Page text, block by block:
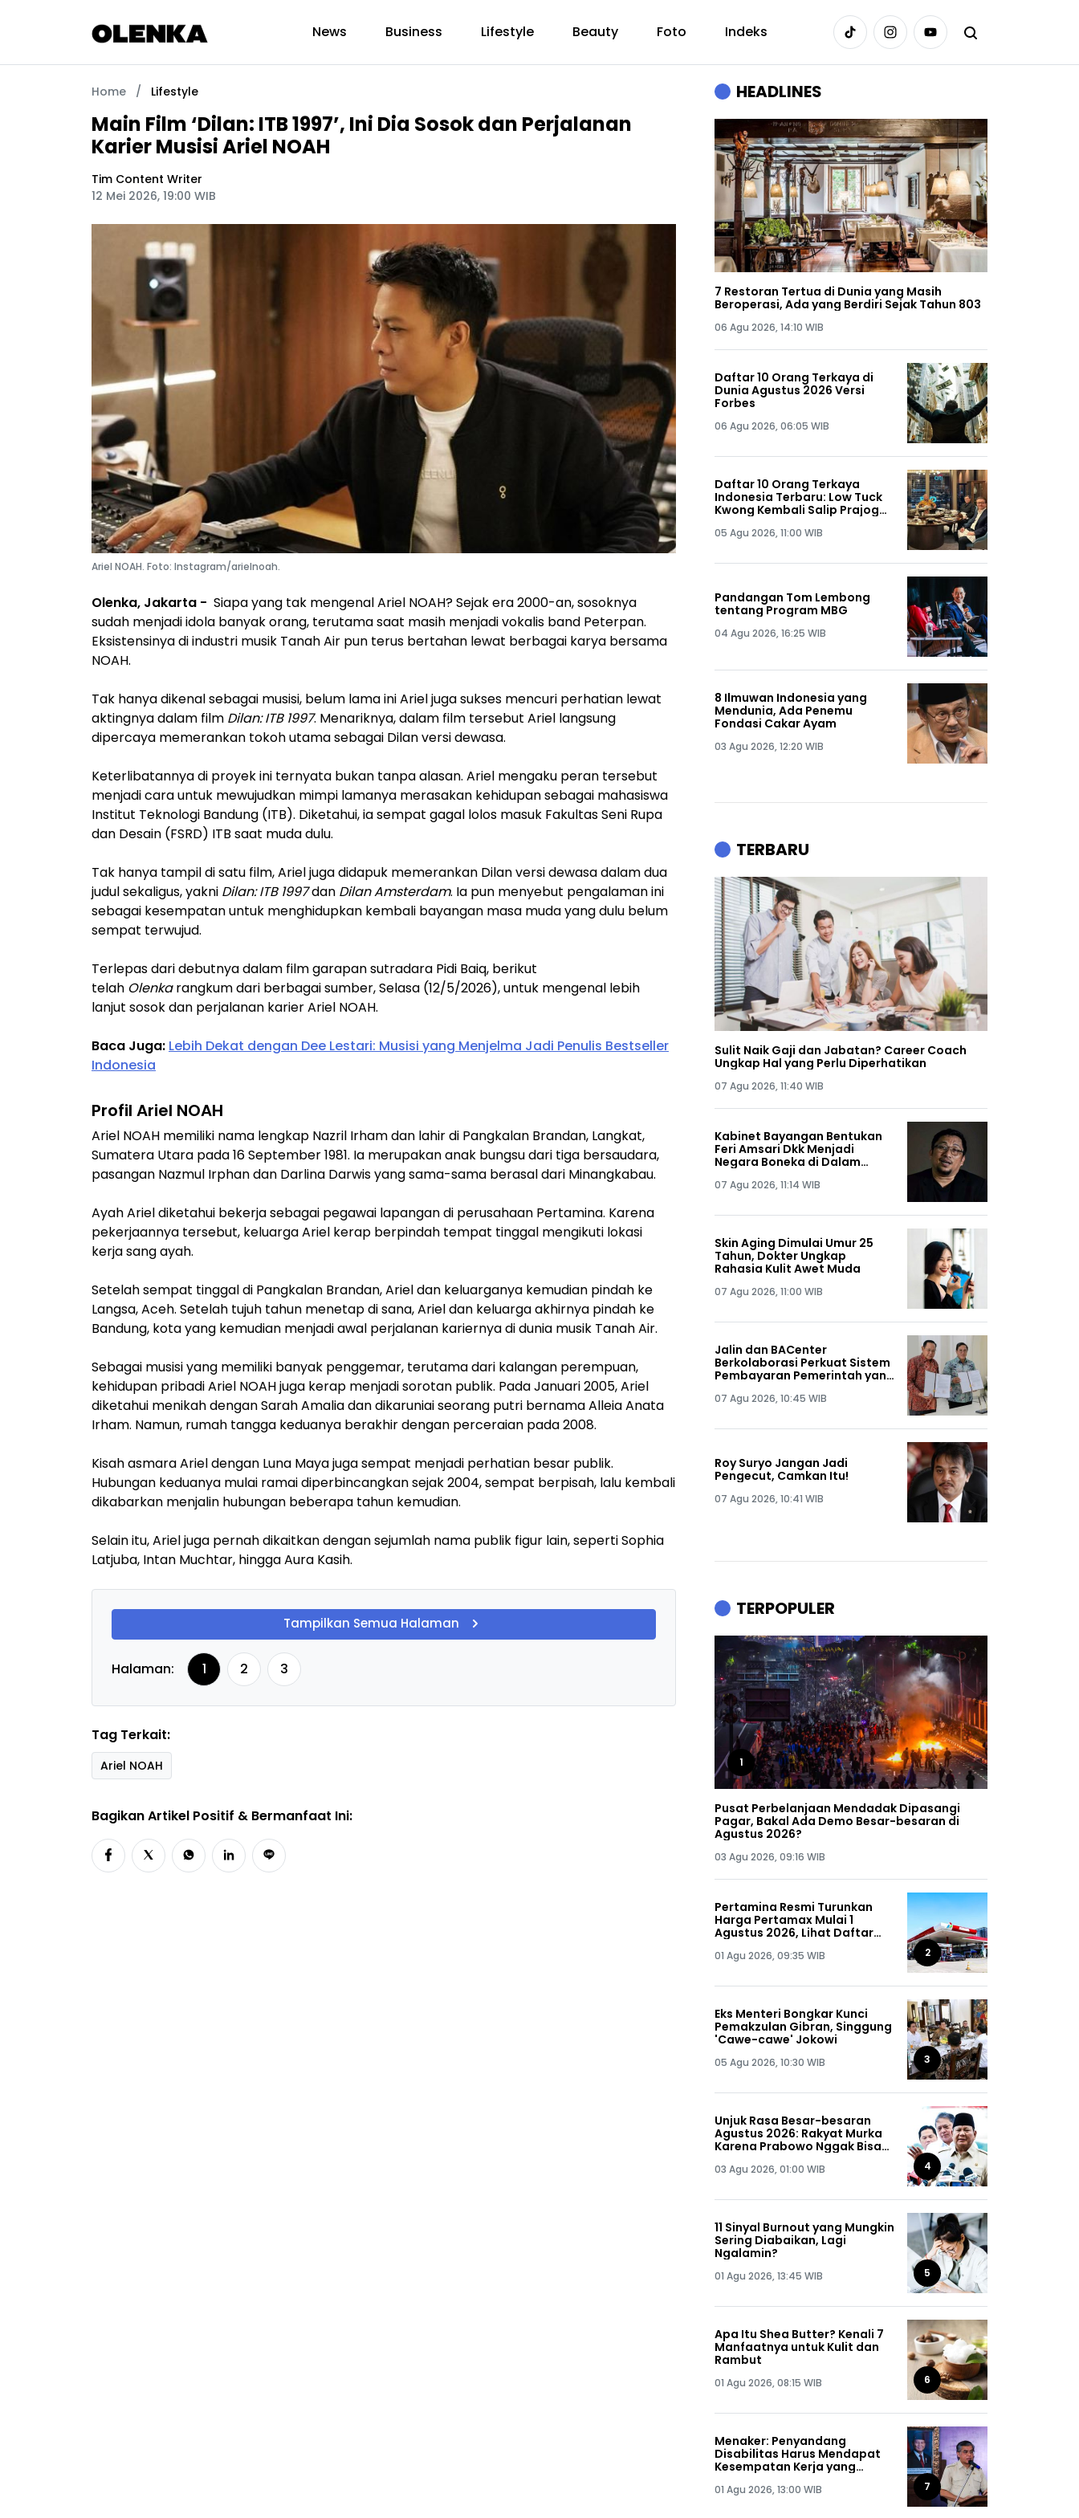
News Business Lifestyle Beauty Foto Indeks
Home / Lifestyle
Main Film ‘Dilan: ITB 1997’, Ini Dia Sosok dan Perjalanan
Karier Musisi Ariel NOAH
Tim Content Writer
12 Mei 2026, 19:00 WIB
Ariel NOAH. Foto: Instagram/arielnoah.
Olenka, Jakarta - Siapa yang tak mengenal Ariel NOAH? Sejak era 2000-an, sosoknya
sudah menjadi idola banyak orang, terutama saat masih menjadi vokalis band Peterpan.
Eksistensinya di industri musik Tanah Air pun terus bertahan lewat berbagai karya bersama
NOAH.
Tak hanya dikenal sebagai musisi, belum lama ini Ariel juga sukses mencuri perhatian lewat
aktingnya dalam film Dilan: ITB 1997. Menariknya, dalam film tersebut Ariel langsung
dipercaya memerankan tokoh utama sebagai Dilan versi dewasa.
Keterlibatannya di proyek ini ternyata bukan tanpa alasan. Ariel mengaku peran tersebut
menjadi cara untuk mewujudkan mimpi lamanya merasakan kehidupan sebagai mahasiswa
Institut Teknologi Bandung (ITB). Diketahui, ia sempat gagal lolos masuk Fakultas Seni Rupa
dan Desain (FSRD) ITB saat muda dulu.
Tak hanya tampil di satu film, Ariel juga didapuk memerankan Dilan versi dewasa dalam dua
judul sekaligus, yakni Dilan: ITB 1997dan Dilan Amsterdam. Ia pun menyebut pengalaman ini
sebagai kesempatan untuk menghidupkan kembali bayangan masa muda yang dulu belum
sempat terwujud.
Terlepas dari debutnya dalam film garapan sutradara Pidi Baiq, berikut
telah Olenkarangkum dari berbagai sumber, Selasa (12/5/2026), untuk mengenal lebih
lanjut sosok dan perjalanan karier Ariel NOAH.
Baca Juga: Lebih Dekat dengan Dee Lestari: Musisi yang Menjelma Jadi Penulis Bestseller
Indonesia
Profil Ariel NOAH
Ariel NOAH memiliki nama lengkap Nazril Irham dan lahir di Pangkalan Brandan, Langkat,
Sumatera Utara pada 16 September 1981. Ia merupakan anak bungsu dari tiga bersaudara,
pasangan Nazmul Irphan dan Darlina Darwis yang sama-sama berasal dari Minangkabau.
Ayah Ariel diketahui bekerja sebagai pegawai lapangan di perusahaan Pertamina. Karena
pekerjaannya tersebut, keluarga Ariel kerap berpindah tempat tinggal mengikuti lokasi
kerja sang ayah.
Setelah sempat tinggal di Pangkalan Brandan, Ariel dan keluarganya kemudian pindah ke
Langsa, Aceh. Setelah tujuh tahun menetap di sana, Ariel dan keluarga akhirnya pindah ke
Bandung, kota yang kemudian menjadi awal perjalanan kariernya di dunia musik Tanah Air.
Sebagai musisi yang memiliki banyak penggemar, terutama dari kalangan perempuan,
kehidupan pribadi Ariel NOAH juga kerap menjadi sorotan publik. Pada Januari 2005, Ariel
diketahui menikah dengan Sarah Amalia dan dikaruniai seorang putri bernama Alleia Anata
Irham. Namun, rumah tangga keduanya berakhir dengan perceraian pada 2008.
Kisah asmara Ariel dengan Luna Maya juga sempat menjadi perhatian besar publik.
Hubungan keduanya mulai ramai diperbincangkan sejak 2004, sempat berpisah, lalu kembali
dikabarkan menjalin hubungan beberapa tahun kemudian.
Selain itu, Ariel juga pernah dikaitkan dengan sejumlah nama publik figur lain, seperti Sophia
Latjuba, Intan Muchtar, hingga Aura Kasih.
Tampilkan Semua Halaman
Halaman: 1 2 3
Tag Terkait:
Ariel NOAH
Bagikan Artikel Positif & Bermanfaat Ini:
HEADLINES
7 Restoran Tertua di Dunia yang Masih
Beroperasi, Ada yang Berdiri Sejak Tahun 803
06 Agu 2026, 14:10 WIB
Daftar 10 Orang Terkaya di
Dunia Agustus 2026 Versi
Forbes
06 Agu 2026, 06:05 WIB
Daftar 10 Orang Terkaya
Indonesia Terbaru: Low Tuck
Kwong Kembali Salip Prajogo
05 Agu 2026, 11:00 WIB
Pandangan Tom Lembong
tentang Program MBG
04 Agu 2026, 16:25 WIB
8 Ilmuwan Indonesia yang
Mendunia, Ada Penemu
Fondasi Cakar Ayam
03 Agu 2026, 12:20 WIB
TERBARU
Sulit Naik Gaji dan Jabatan? Career Coach
Ungkap Hal yang Perlu Diperhatikan
07 Agu 2026, 11:40 WIB
Kabinet Bayangan Bentukan
Feri Amsari Dkk Menjadi
Negara Boneka di Dalam
Dibiayai Asing
07 Agu 2026, 11:14 WIB
Skin Aging Dimulai Umur 25
Tahun, Dokter Ungkap
Rahasia Kulit Awet Muda
07 Agu 2026, 11:00 WIB
Jalin dan BACenter
Berkolaborasi Perkuat Sistem
Pembayaran Pemerintah yang
07 Agu 2026, 10:45 WIB
Roy Suryo Jangan Jadi
Pengecut, Camkan Itu!
07 Agu 2026, 10:41 WIB
TERPOPULER
1
Pusat Perbelanjaan Mendadak Dipasangi
Pagar, Bakal Ada Demo Besar-besaran di
Agustus 2026?
03 Agu 2026, 09:16 WIB
Pertamina Resmi Turunkan
Harga Pertamax Mulai 1
Agustus 2026, Lihat Daftar
01 Agu 2026, 09:35 WIB 2
Eks Menteri Bongkar Kunci
Pemakzulan Gibran, Singgung
'Cawe-cawe' Jokowi
05 Agu 2026, 10:30 WIB 3
Unjuk Rasa Besar-besaran
Agustus 2026: Rakyat Murka
Karena Prabowo Nggak Bisa
03 Agu 2026, 01:00 WIB 4
11 Sinyal Burnout yang Mungkin
Sering Diabaikan, Lagi
Ngalamin?
01 Agu 2026, 13:45 WIB 5
Apa Itu Shea Butter? Kenali 7
Manfaatnya untuk Kulit dan
Rambut
01 Agu 2026, 08:15 WIB 6
Menaker: Penyandang
Disabilitas Harus Mendapat
Kesempatan Kerja yang
01 Agu 2026, 13:00 WIB 7